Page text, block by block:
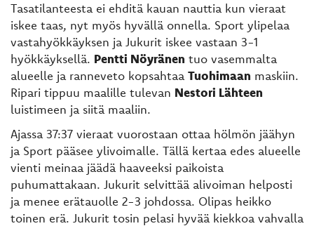
Tasatilanteesta ei ehditä kauan nauttia kun vieraat
iskee taas, nyt myös hyvällä onnella. Sport ylipelaa
vastahyökkäyksen ja Jukurit iskee vastaan 3-1
hyökkäyksellä. Pentti Nöyränen tuo vasemmalta
alueelle ja ranneveto kopsahtaa Tuohimaan maskiin.
Ripari tippuu maalille tulevan Nestori Lähteen
luistimeen ja siitä maaliin.
Ajassa 37:37 vieraat vuorostaan ottaa hölmön jäähyn
ja Sport pääsee ylivoimalle. Tällä kertaa edes alueelle
vienti meinaa jäädä haaveeksi paikoista
puhumattakaan. Jukurit selvittää alivoiman helposti
ja menee erätauolle 2-3 johdossa. Olipas heikko
toinen erä. Jukurit tosin pelasi hyvää kiekkoa vahvalla